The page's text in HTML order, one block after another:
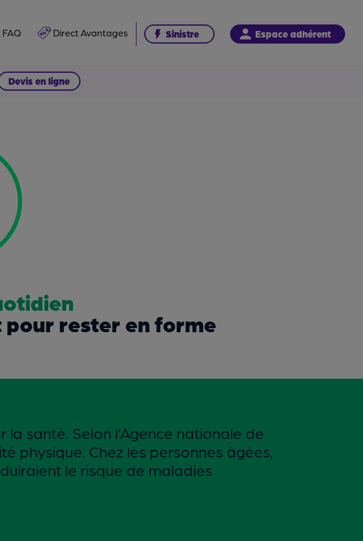
Devis en ligne
FAQ Direct Avantages Sinistre Espace adhérent
pour rester en forme
santé. Selon l’Agence nationale de
physique. Chez les personnes âgées,
le risque de maladies